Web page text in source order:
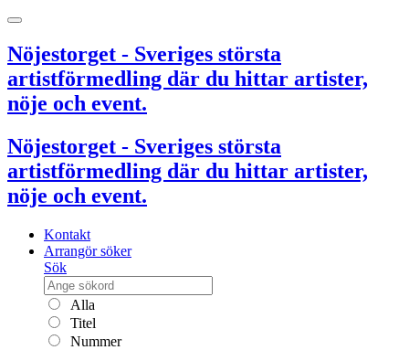
Nöjestorget - Sveriges största
artistförmedling där du hittar artister,
nöje och event.
Nöjestorget - Sveriges största
artistförmedling där du hittar artister,
nöje och event.
Kontakt
Arrangör söker
Sök
Alla
Titel
Nummer